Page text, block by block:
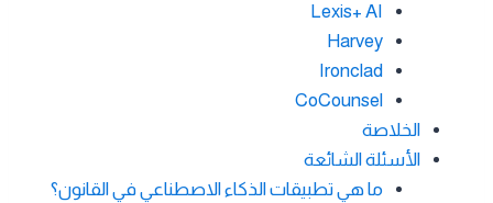
Lexis+ AI
Harvey
Ironclad
CoCounsel
الخلاصة
الأسئلة الشائعة
ما هي تطبيقات الذكاء الاصطناعي في القانون؟